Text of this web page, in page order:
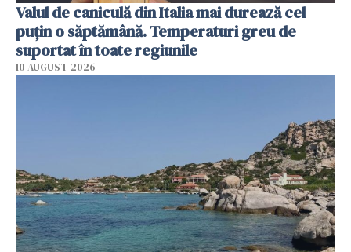
Valul de caniculă din Italia mai durează cel
puțin o săptămână. Temperaturi greu de
suportat în toate regiunile
10 AUGUST 2026